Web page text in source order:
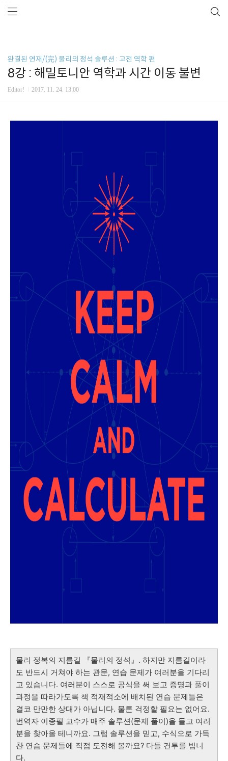
완결된 연재/(完) 물리의 정석 솔루션 : 고전 역학 편
8강 : 해밀토니안 역학과 시간 이동 불변
Editor! 2017. 11. 24. 13:00
물리 정복의 지름길 『물리의 정석』. 하지만 지름길이라
도 반드시 거쳐야 하는 관문, 연습 문제가 여러분을 기다리
고 있습니다. 여러분이 스스로 공식을 써 보고 증명과 풀이
과정을 따라가도록 책 적재적소에 배치된 연습 문제들은
결코 만만한 상대가 아닙니다. 물론 걱정할 필요는 없어요.
번역자 이종필 교수가 매주 솔루션(문제 풀이)을 들고 여러
분을 찾아올 테니까요. 그럼 솔루션을 믿고, 수식으로 가득
찬 연습 문제들에 직접 도전해 볼까요? 다들 건투를 빕니
다.